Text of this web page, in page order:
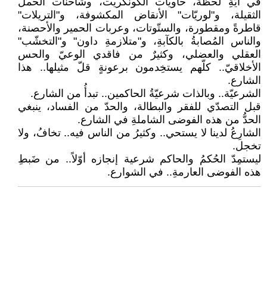
الثقيلة، و"لوريّات" الأنقاض المكشوفة، و"التريلات"
قاطرةً ومقطورة، والستّوتات، وعربات الحمير والأحصنة،
والناس المُصابةُ بالكآبةِ، و"متلازمةِ داون" و"التخشّب"
العقلي والعضلي، وكثيرٌ من فاقدي الوعيّ والحس
الأخلاقيّ.. كلّهم يستخِدمون برعونةٍ قلّ مثيلها.. هذا
الشارع.
الشرعيّة.. وبالذات شرعيّةُ الحاكمين.. تبدأُ من الشارع.
قبل التصدّي للفقر والبطالة، والحدّ من الفساد، ينبغي
الحدُّ من هذه الفوضى الشاملةِ في الشارع.
الشارِعُ لدينا لا يستحي.. وكثيرُ من الناس فيه.. تخافُ، ولا
تخجل.
ليستمِدّ الحُكمُ والحاكم شرعية إنجازه أوّلاً.. من ضَبطِ
هذه الفوضى العارمةِ.. في الشوارع.